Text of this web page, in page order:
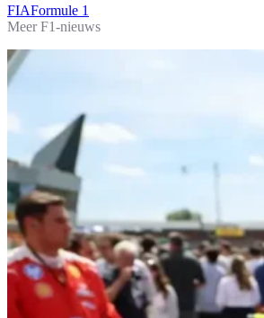
FIAFormule 1
Meer F1-nieuws